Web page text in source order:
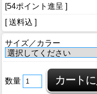
[54ポイント進呈 ]
[ 送料込 ]
サイズ／カラー
数量